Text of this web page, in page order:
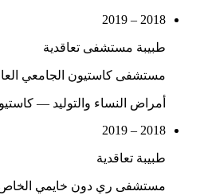
2018 – 2019
طبيبة مستشفى تعاقدية
مستشفى كاستيون الجامعي
أمراض النساء والتوليد —
2018 – 2019
طبيبة تعاقدية
مستشفى ري دون خايمي